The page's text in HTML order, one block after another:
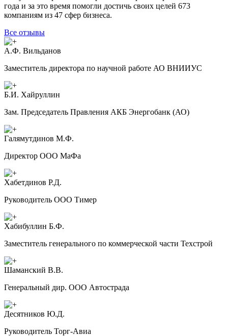
года и за это время помогли достичь своих целей 673
компаниям из 47 сфер бизнеса.
Все отзывы
А.Ф. Вильданов
Заместитель директора по научной работе АО ВНИИУС
Б.И. Хайруллин
Зам. Председатель Правления АКБ Энергобанк (АО)
Галямутдинов М.Ф.
Директор ООО МаФа
Хабетдинов Р.Д.
Руководитель ООО Тимер
Хабибуллин Б.Ф.
Заместитель генерального по коммерческой части Техстрой
Шаманский В.В.
Генеральный дир. ООО Автострада
Десятников Ю.Д.
Руководитель Торг-Авиа